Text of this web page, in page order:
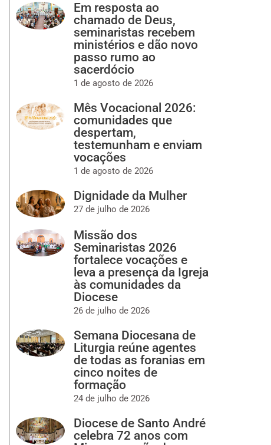
Em resposta ao
chamado de Deus,
seminaristas recebem
ministérios e dão novo
passo rumo ao
sacerdócio
1 de agosto de 2026
Mês Vocacional 2026:
comunidades que
despertam,
testemunham e enviam
vocações
1 de agosto de 2026
Dignidade da Mulher
27 de julho de 2026
Missão dos
Seminaristas 2026
fortalece vocações e
leva a presença da Igreja
às comunidades da
Diocese
26 de julho de 2026
Semana Diocesana de
Liturgia reúne agentes
de todas as foranias em
cinco noites de
formação
24 de julho de 2026
Diocese de Santo André
celebra 72 anos com